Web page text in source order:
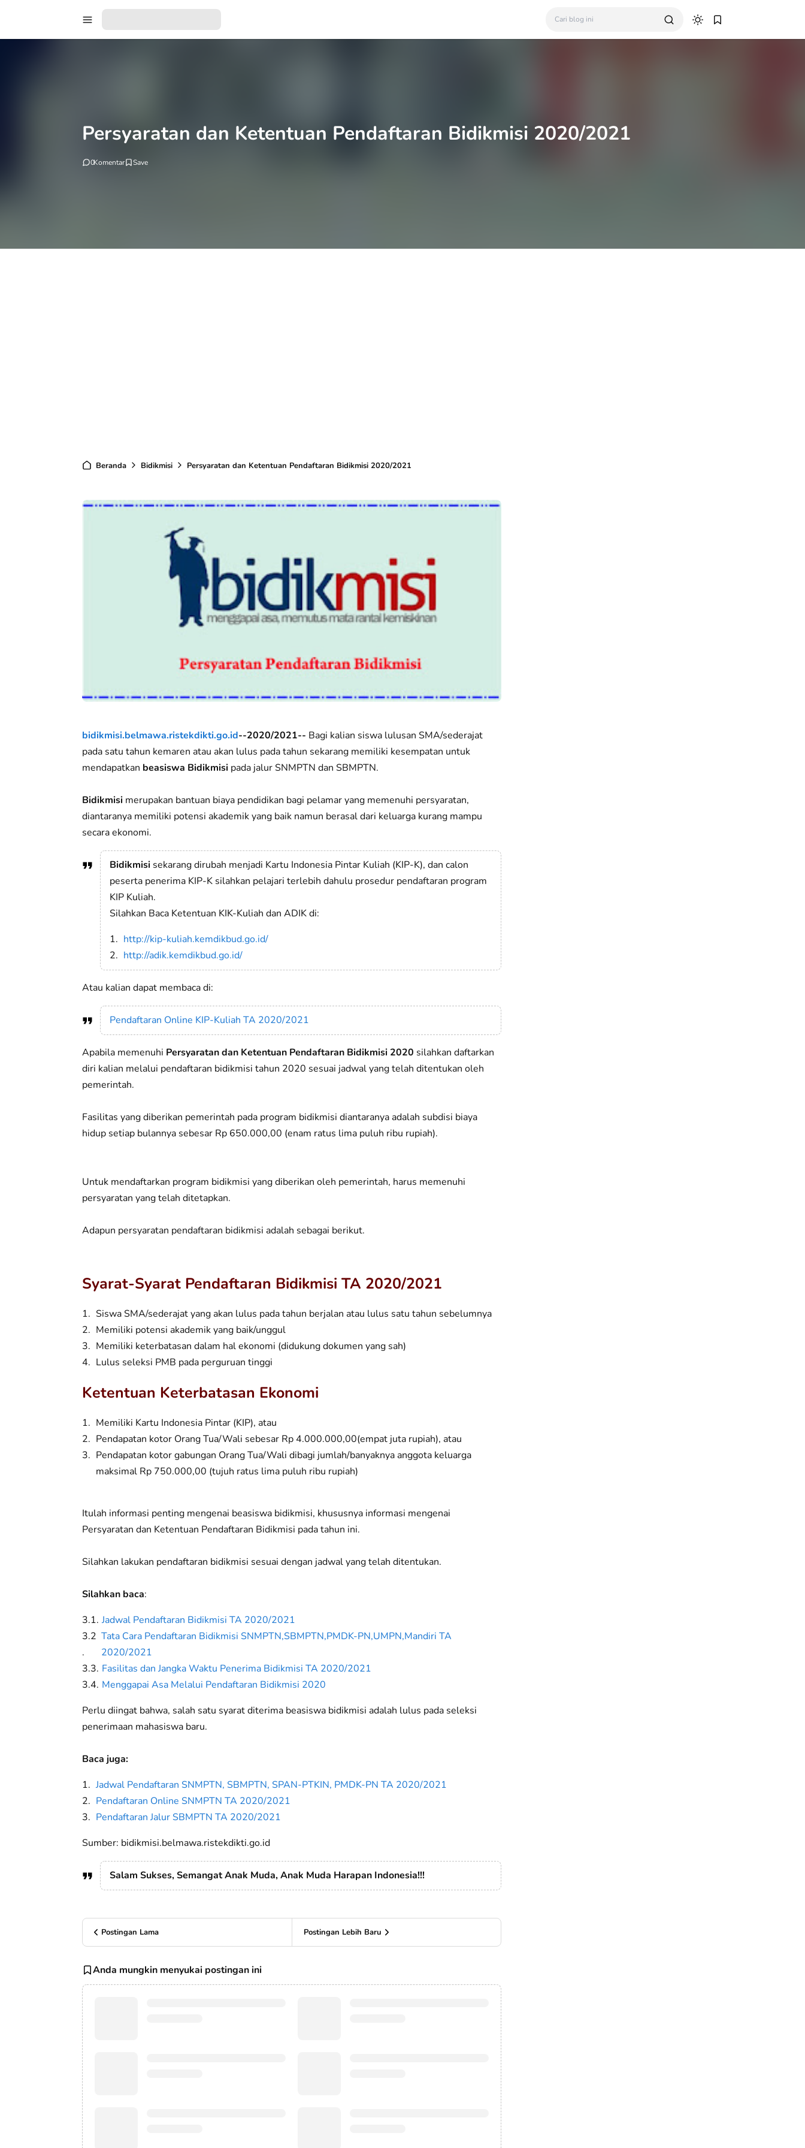
Persyaratan dan Ketentuan Pendaftaran Bidikmisi 2020/2021
0Komentar
Beranda Bidikmisi Persyaratan dan Ketentuan Pendaftaran Bidikmisi 2020/2021
bidikmisi.belmawa.ristekdikti.go.id--2020/2021-- Bagi kalian siswa lulusan SMA/sederajat
pada satu tahun kemaren atau akan lulus pada tahun sekarang memiliki kesempatan untuk
mendapatkan beasiswa Bidikmisi pada jalur SNMPTN dan SBMPTN.
Bidikmisi merupakan bantuan biaya pendidikan bagi pelamar yang memenuhi persyaratan,
diantaranya memiliki potensi akademik yang baik namun berasal dari keluarga kurang mampu
secara ekonomi.
Bidikmisi sekarang dirubah menjadi Kartu Indonesia Pintar Kuliah (KIP-K), dan calon
peserta penerima KIP-K silahkan pelajari terlebih dahulu prosedur pendaftaran program
KIP Kuliah.
Silahkan Baca Ketentuan KIK-Kuliah dan ADIK di:
http://kip-kuliah.kemdikbud.go.id/
http://adik.kemdikbud.go.id/
Atau kalian dapat membaca di:
Pendaftaran Online KIP-Kuliah TA 2020/2021
Apabila memenuhi Persyaratan dan Ketentuan Pendaftaran Bidikmisi 2020 silahkan daftarkan
diri kalian melalui pendaftaran bidikmisi tahun 2020 sesuai jadwal yang telah ditentukan oleh
pemerintah.
Fasilitas yang diberikan pemerintah pada program bidikmisi diantaranya adalah subdisi biaya
hidup setiap bulannya sebesar Rp 650.000,00 (enam ratus lima puluh ribu rupiah).
Untuk mendaftarkan program bidikmisi yang diberikan oleh pemerintah, harus memenuhi
persyaratan yang telah ditetapkan.
Adapun persyaratan pendaftaran bidikmisi adalah sebagai berikut.
Syarat-Syarat Pendaftaran Bidikmisi TA 2020/2021
Siswa SMA/sederajat yang akan lulus pada tahun berjalan atau lulus satu tahun sebelumnya
Memiliki potensi akademik yang baik/unggul
Memiliki keterbatasan dalam hal ekonomi (didukung dokumen yang sah)
Lulus seleksi PMB pada perguruan tinggi
Ketentuan Keterbatasan Ekonomi
Memiliki Kartu Indonesia Pintar (KIP), atau
Pendapatan kotor Orang Tua/Wali sebesar Rp 4.000.000,00(empat juta rupiah), atau
Pendapatan kotor gabungan Orang Tua/Wali dibagi jumlah/banyaknya anggota keluarga
maksimal Rp 750.000,00 (tujuh ratus lima puluh ribu rupiah)
Itulah informasi penting mengenai beasiswa bidikmisi, khususnya informasi mengenai
Persyaratan dan Ketentuan Pendaftaran Bidikmisi pada tahun ini.
Silahkan lakukan pendaftaran bidikmisi sesuai dengan jadwal yang telah ditentukan.
Silahkan baca:
Jadwal Pendaftaran Bidikmisi TA 2020/2021
Tata Cara Pendaftaran Bidikmisi SNMPTN,SBMPTN,PMDK-PN,UMPN,Mandiri TA
2020/2021
Fasilitas dan Jangka Waktu Penerima Bidikmisi TA 2020/2021
Menggapai Asa Melalui Pendaftaran Bidikmisi 2020
Perlu diingat bahwa, salah satu syarat diterima beasiswa bidikmisi adalah lulus pada seleksi
penerimaan mahasiswa baru.
Baca juga:
Jadwal Pendaftaran SNMPTN, SBMPTN, SPAN-PTKIN, PMDK-PN TA 2020/2021
Pendaftaran Online SNMPTN TA 2020/2021
Pendaftaran Jalur SBMPTN TA 2020/2021
Sumber: bidikmisi.belmawa.ristekdikti.go.id
Salam Sukses, Semangat Anak Muda, Anak Muda Harapan Indonesia!!!
Postingan Lama Postingan Lebih Baru
Anda mungkin menyukai postingan ini